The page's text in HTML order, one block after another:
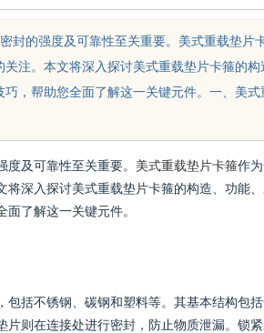
封的强度及可靠性至关重要。美式重载垫片
注。本文将深入探讨美式重载垫片卡箍的
，帮助您全面了解这一关键元件。一、美
及可靠性至关重要。 美式重载垫片卡箍作
将深入探讨美式重载垫片卡箍的构造、功能
了解这一关键元件。
包括不锈钢、碳钢和塑料等。其基本结构包
片则在连接处进行密封，防止物质泄漏。锁
全解析